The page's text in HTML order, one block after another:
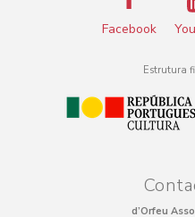
Facebook
Estrutura
d’Orfeu